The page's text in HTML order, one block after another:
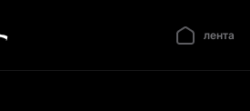
лента